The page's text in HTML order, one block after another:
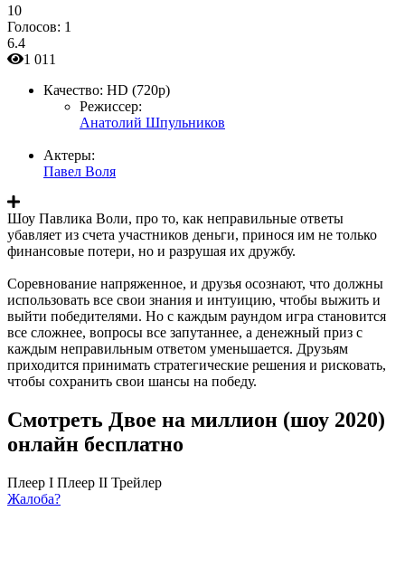
10
Голосов: 1
6.4
1 011
Качество: HD (720p)
Режиссер:
Анатолий Шпульников
Актеры:
Павел Воля
Шоу Павлика Воли, про то, как неправильные ответы
убавляет из счета участников деньги, принося им не только
финансовые потери, но и разрушая их дружбу.
Соревнование напряженное, и друзья осознают, что должны
использовать все свои знания и интуицию, чтобы выжить и
выйти победителями. Но с каждым раундом игра становится
все сложнее, вопросы все запутаннее, а денежный приз с
каждым неправильным ответом уменьшается. Друзьям
приходится принимать стратегические решения и рисковать,
чтобы сохранить свои шансы на победу.
Смотреть Двое на миллион (шоу 2020)
онлайн бесплатно
Плеер I Плеер II Трейлер
Жалоба?